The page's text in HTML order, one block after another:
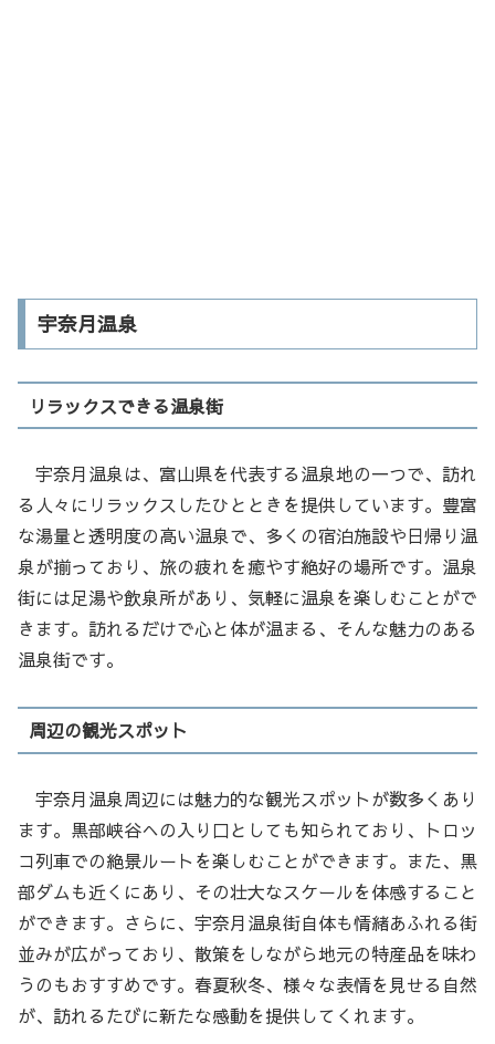
宇奈月温泉
リラックスできる温泉街
宇奈月温泉は、富山県を代表する温泉地の一つで、訪れ
る人々にリラックスしたひとときを提供しています。豊富
な湯量と透明度の高い温泉で、多くの宿泊施設や日帰り温
泉が揃っており、旅の疲れを癒やす絶好の場所です。温泉
街には足湯や飲泉所があり、気軽に温泉を楽しむことがで
きます。訪れるだけで心と体が温まる、そんな魅力のある
温泉街です。
周辺の観光スポット
宇奈月温泉周辺には魅力的な観光スポットが数多くあり
ます。黒部峡谷への入り口としても知られており、トロッ
コ列車での絶景ルートを楽しむことができます。また、黒
部ダムも近くにあり、その壮大なスケールを体感すること
ができます。さらに、宇奈月温泉街自体も情緒あふれる街
並みが広がっており、散策をしながら地元の特産品を味わ
うのもおすすめです。春夏秋冬、様々な表情を見せる自然
が、訪れるたびに新たな感動を提供してくれます。